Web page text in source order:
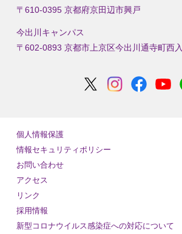
〒610-0395 京都府京田辺市興戸
今出川キャンパス
〒602-0893 京都市上京区今出川通寺町西入
個人情報保護
情報セキュリティポリシー
お問い合わせ
アクセス
リンク
採用情報
新型コロナウイルス感染症への対応について